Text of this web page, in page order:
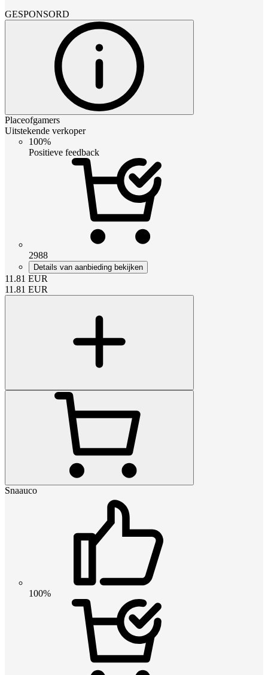
GESPONSORD
Placeofgamers
Uitstekende verkoper
100%
Positieve feedback
2988
Details van aanbieding bekijken
11.81 EUR
11.81 EUR
Snaauco
100%